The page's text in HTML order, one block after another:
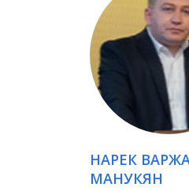
НАРЕК
МАНУКЯН